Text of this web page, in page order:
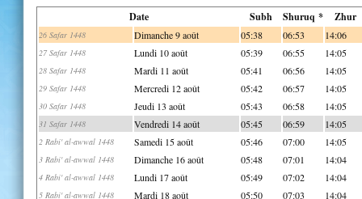
Date Subh Shuruq * Zhur
26 Safar 1448 Dimanche 9 août 05:38 06:53 14:06
27 Safar 1448 Lundi 10 août 05:39 06:55 14:05
28 Safar 1448 Mardi 11 août 05:41 06:56 14:05
29 Safar 1448 Mercredi 12 août 05:42 06:57 14:05
30 Safar 1448 Jeudi 13 août 05:43 06:58 14:05
31 Safar 1448 Vendredi 14 août 05:45 06:59 14:05
2 Rabi' al-awwal 1448 Samedi 15 août 05:46 07:00 14:05
3 Rabi' al-awwal 1448 Dimanche 16 août 05:48 07:01 14:04
4 Rabi' al-awwal 1448 Lundi 17 août 05:49 07:02 14:04
5 Rabi' al-awwal 1448 Mardi 18 août 05:50 07:03 14:04